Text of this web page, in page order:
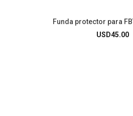
Funda protector para
USD45.00